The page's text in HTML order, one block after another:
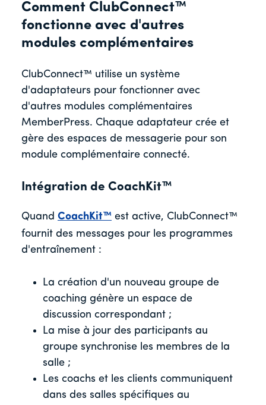
Comment ClubConnect™
fonctionne avec d'autres
modules complémentaires
ClubConnect™ utilise un système
d'adaptateurs pour fonctionner avec
d'autres modules complémentaires
MemberPress. Chaque adaptateur crée et
gère des espaces de messagerie pour son
module complémentaire connecté.
Intégration de CoachKit™
Quand CoachKit™ est active, ClubConnect™
fournit des messages pour les programmes
d'entraînement :
La création d'un nouveau groupe de
coaching génère un espace de
discussion correspondant ;
La mise à jour des participants au
groupe synchronise les membres de la
salle ;
Les coachs et les clients communiquent
dans des salles spécifiques au